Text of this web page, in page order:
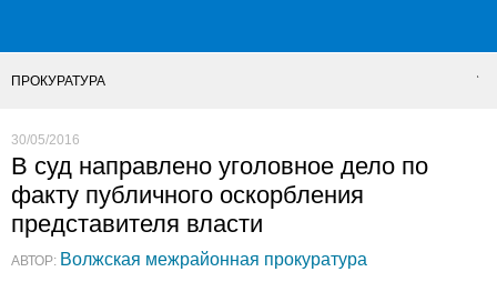
ПРОКУРАТУРА
30/05/2016
В суд направлено уголовное дело по
факту публичного оскорбления
представителя власти
АВТОР: Волжская межрайонная прокуратура